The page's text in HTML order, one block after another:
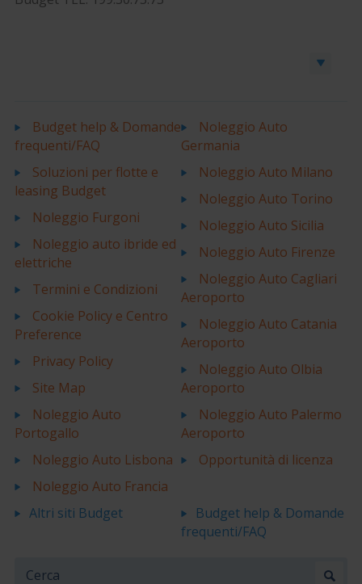
Budget help & Domande
frequenti/FAQ
Soluzioni per flotte e
leasing Budget
Noleggio Furgoni
Noleggio auto ibride ed
elettriche
Termini e Condizioni
Cookie Policy e Centro
Preference
Privacy Policy
Site Map
Noleggio Auto
Portogallo
Noleggio Auto Lisbona
Noleggio Auto Francia
Noleggio Auto
Germania
Noleggio Auto Milano
Noleggio Auto Torino
Noleggio Auto Sicilia
Noleggio Auto Firenze
Noleggio Auto Cagliari
Aeroporto
Noleggio Auto Catania
Aeroporto
Noleggio Auto Olbia
Aeroporto
Noleggio Auto Palermo
Aeroporto
Opportunità di licenza
Altri siti Budget
Budget help & Domande
frequenti/FAQ